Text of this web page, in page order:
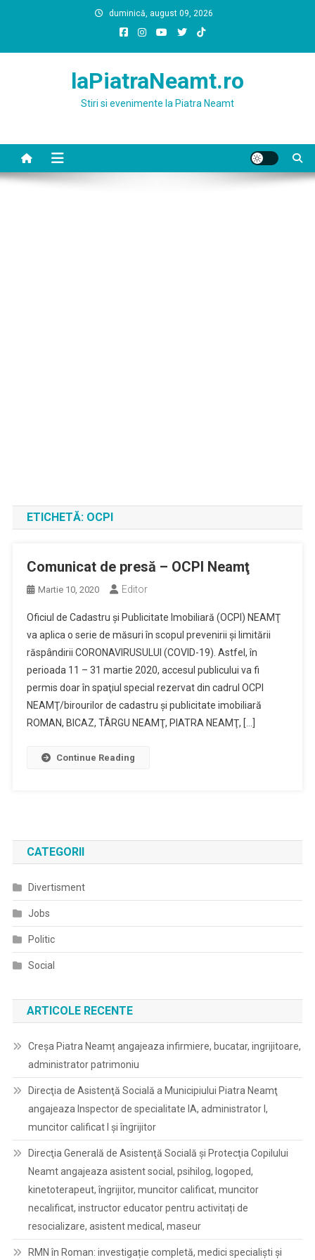
duminică, august 09, 2026
laPiatraNeamt.ro
Stiri si evenimente la Piatra Neamt
ETICHETĂ: OCPI
Comunicat de presă – OCPI Neamţ
Martie 10, 2020 Editor
Oficiul de Cadastru şi Publicitate Imobiliară (OCPI) NEAMŢ
va aplica o serie de măsuri în scopul prevenirii şi limitării
răspândirii CORONAVIRUSULUI (COVID-19). Astfel, în
perioada 11 – 31 martie 2020, accesul publicului va fi
permis doar în spaţiul special rezervat din cadrul OCPI
NEAMŢ/birourilor de cadastru şi publicitate imobiliară
ROMAN, BICAZ, TÂRGU NEAMŢ, PIATRA NEAMŢ, […]
Continue Reading
CATEGORII
Divertisment
Jobs
Politic
Social
ARTICOLE RECENTE
Creșa Piatra Neamț angajeaza infirmiere, bucatar, ingrijitoare,
administrator patrimoniu
Direcţia de Asistenţă Socială a Municipiului Piatra Neamţ
angajeaza Inspector de specialitate IA, administrator I,
muncitor calificat I și îngrijitor
Direcţia Generală de Asistenţă Socială şi Protecţia Copilului
Neamt angajeaza asistent social, psihilog, logoped,
kinetoterapeut, îngrijitor, muncitor calificat, muncitor
necalificat, instructor educator pentru activitați de
resocializare, asistent medical, maseur
RMN în Roman: investigație completă, medici specialiști și